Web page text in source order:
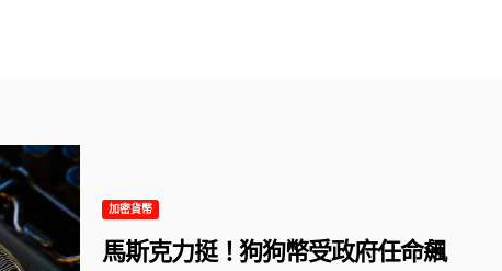
加密貨幣
馬斯克力挺！狗狗幣受政府任命飆